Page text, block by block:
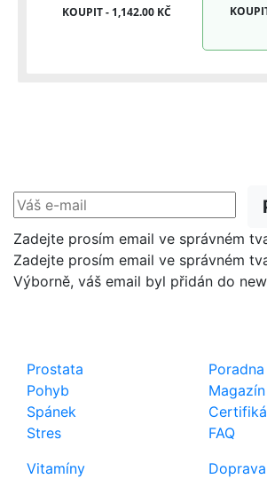
KOUPIT - 1,142.00 KČ
Zadejte prosím email ve správném
Zadejte prosím email ve správném
Výborně, váš email byl přidán do
Prostata
Pohyb
Spánek
Stres
Vitamíny
Poradna
Magazín
FAQ
Doprava